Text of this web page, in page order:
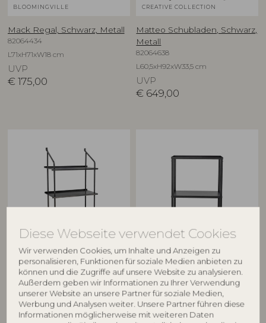
Diese Webseite verwendet Cookies
Wir verwenden Cookies, um Inhalte und Anzeigen zu
personalisieren, Funktionen für soziale Medien anbieten zu
können und die Zugriffe auf unsere Website zu analysieren.
Außerdem geben wir Informationen zu Ihrer Verwendung
unserer Website an unsere Partner für soziale Medien,
Werbung und Analysen weiter. Unsere Partner führen diese
Informationen möglicherweise mit weiteren Daten
BLOOMINGVILLE
Mack Regal, Schwarz, Metall
82064434
L71xH71xW18 cm
UVP
€ 175,00
CREATIVE COLLECTION
Matteo Schubladen, Schwarz,
Metall
82064638
L60,5xH92xW33,5 cm
UVP
€ 649,00
Sindre Regal, Schwarz, Metall
82064647
L49xH90xW22,5 cm
UVP
125,00
Loups Bücherregal, Schwarz,
Metall
82064836
L59xH90xW38 cm
UVP